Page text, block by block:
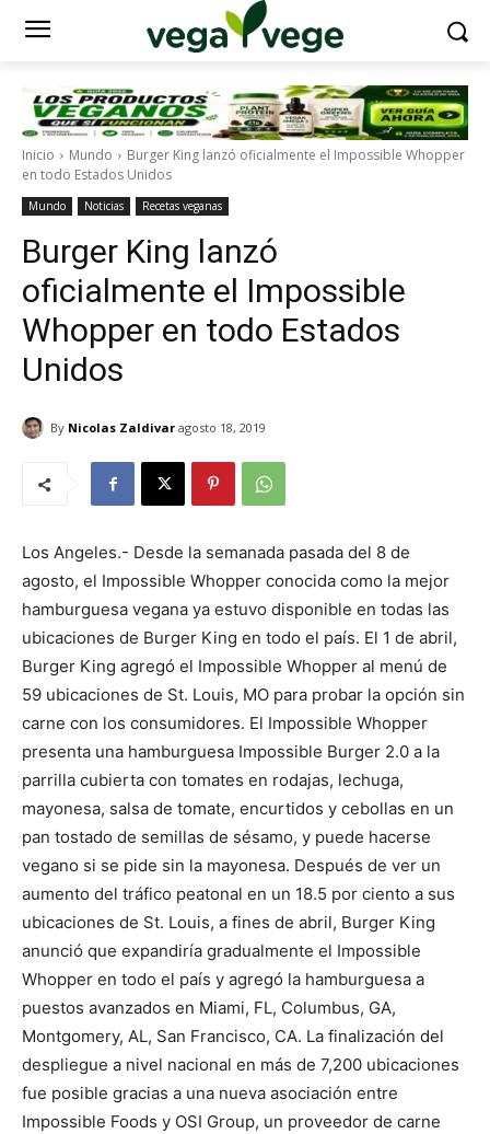
Inicio Mundo
Burger King lanzó oficialmente el Impossible Whopper
en todo Estados Unidos
Mundo Noticias Recetas veganas
Burger King lanzó
oficialmente el Impossible
Whopper en todo Estados
Unidos
By Nicolas Zaldivar agosto 18, 2019
Los Angeles.- Desde la semanada pasada del 8 de
agosto, el Impossible Whopper conocida como la mejor
hamburguesa vegana ya estuvo disponible en todas las
ubicaciones de Burger King en todo el país. El 1 de abril,
Burger King agregó el Impossible Whopper al menú de
59 ubicaciones de St. Louis, MO para probar la opción sin
carne con los consumidores. El Impossible Whopper
presenta una hamburguesa Impossible Burger 2.0 a la
parrilla cubierta con tomates en rodajas, lechuga,
mayonesa, salsa de tomate, encurtidos y cebollas en un
pan tostado de semillas de sésamo, y puede hacerse
vegano si se pide sin la mayonesa. Después de ver un
aumento del tráfico peatonal en un 18.5 por ciento a sus
ubicaciones de St. Louis, a fines de abril, Burger King
anunció que expandiría gradualmente el Impossible
Whopper en todo el país y agregó la hamburguesa a
puestos avanzados en Miami, FL, Columbus, GA,
Montgomery, AL, San Francisco, CA. La finalización del
despliegue a nivel nacional en más de 7,200 ubicaciones
fue posible gracias a una nueva asociación entre
Impossible Foods y OSI Group, un proveedor de carne